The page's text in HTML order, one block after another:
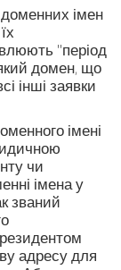
імен
"період
домен, що
інші заявки
імені
чи
імена у
званий
адресу для